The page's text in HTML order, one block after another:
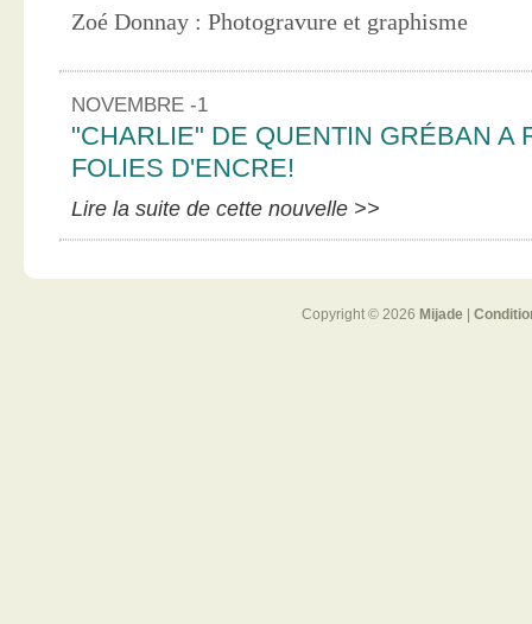
Zoé Donnay : Photogravure et graphisme
NOVEMBRE -1
"CHARLIE" DE QUENTIN GRÉBAN A
FOLIES D'ENCRE!
Lire la suite de cette nouvelle >>
Copyright © 2026 Mijade|